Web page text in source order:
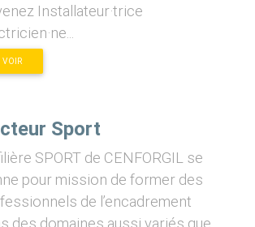
Installateur·trice
VOIR
Sport
SPORT de CENFORGIL se
pour mission de former des
de l’encadrement